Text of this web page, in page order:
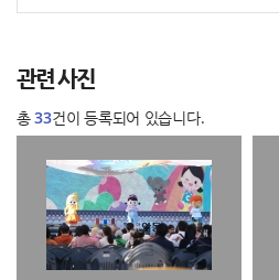
관련 사진
총33건이 등록되어 있습니다.